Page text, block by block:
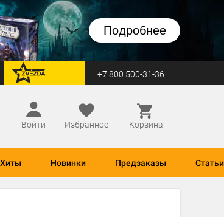
Подробнее
перейти на Zvezda +7 800 500-31-36
Войти
Избранное Корзина
Хиты Новинки Предзаказы Статьи